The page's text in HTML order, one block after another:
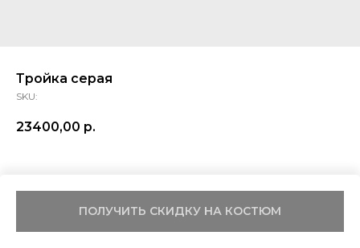
Тройка серая
SKU:
23400,00 р.
ПОЛУЧИТЬ СКИДКУ НА КОСТЮМ